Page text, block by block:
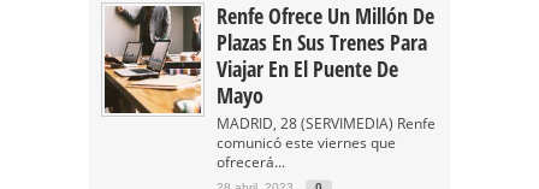
Renfe Ofrece Un Millón De
Plazas En Sus Trenes Para
Viajar En El Puente De
Mayo
MADRID, 28 (SERVIMEDIA) Renfe
comunicó este viernes que
ofrecerá...